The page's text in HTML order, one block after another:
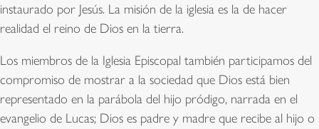
instaurado por Jesús. La misión de la iglesia es la de hacer
realidad el reino de Dios en la tierra.
Los miembros de la Iglesia Episcopal también participamos del
compromiso de mostrar a la sociedad que Dios está bien
representado en la parábola del hijo pródigo, narrada en el
evangelio de Lucas; Dios es padre y madre que recibe al hijo o